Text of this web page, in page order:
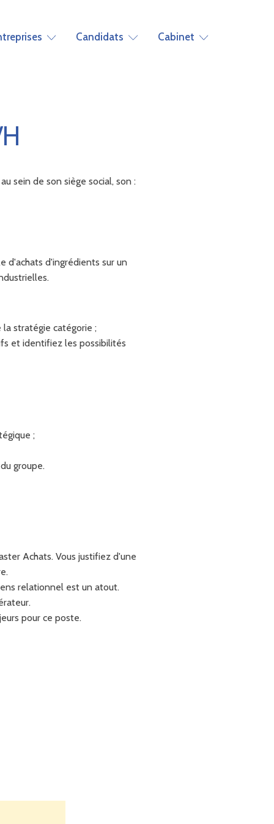
Candidats Cabinet
sein de son siège social, son :
d'achats d'ingrédients sur un
la stratégie catégorie ;
et identifiez les possibilités
;
groupe.
Achats. Vous justifiez d'une
relationnel est un atout.
pour ce poste.